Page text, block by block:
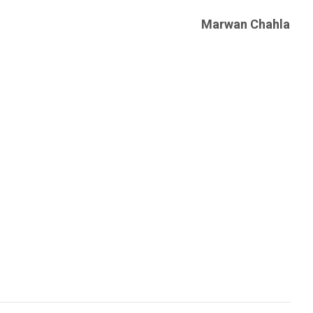
Marwan Chahla